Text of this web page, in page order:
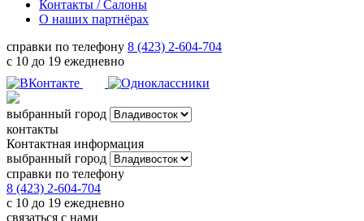
Контакты / Салоны
О наших партнёрах
справки по телефону 8 (423) 2-604-704
с 10 до 19 ежедневно
выбранный город
контакты
Контактная информация
выбранный город
справки по телефону
8 (423) 2-604-704
с 10 до 19 ежедневно
связаться с нами